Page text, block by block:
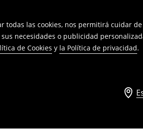
todas las cookies, nos permitirá cuidar
necesidades o publicidad
de Cookies y la Política de privacidad.